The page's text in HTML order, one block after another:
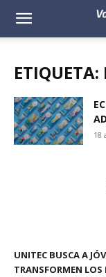
Voz
Empresas
18
UNITEC BUSCA A
TRANSFORMEN LOS